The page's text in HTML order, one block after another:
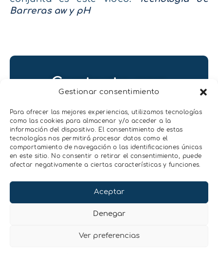
Gestionar consentimiento
Para ofrecer las mejores experiencias, utilizamos tecnologías
como las cookies para almacenar y/o acceder a la
información del dispositivo. El consentimiento de estas
tecnologías nos permitirá procesar datos como el
comportamiento de navegación o las identificaciones únicas
en este sitio. No consentir o retirar el consentimiento, puede
afectar negativamente a ciertas características y funciones.
Aceptar
Denegar
Ver preferencias
Barreras aw y pH
Contacta con
Contactar